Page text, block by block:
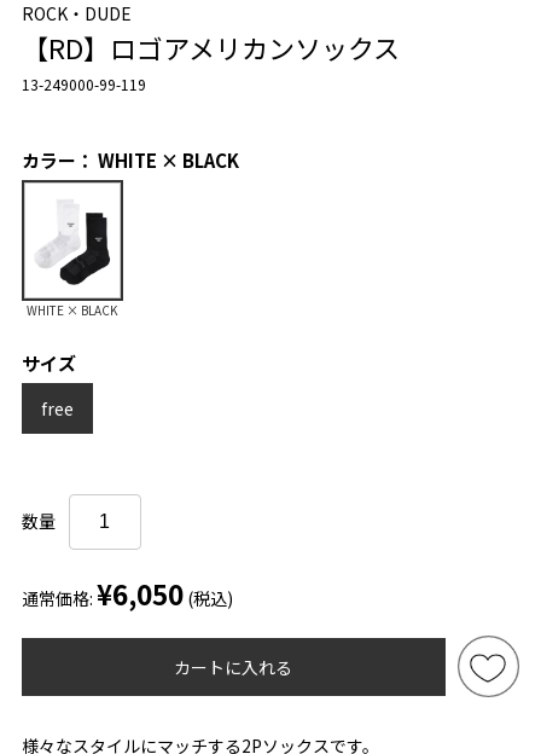
ROCK・DUDE
【RD】ロゴアメリカンソックス
13-249000-99-119
カラー： WHITE × BLACK
WHITE × BLACK
サイズ
free
数量
通常価格: ¥6,050 (税込)
カートに入れる
様々なスタイルにマッチする2Pソックスです。